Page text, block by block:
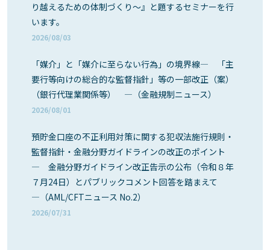
り越えるための体制づくり～』と題するセミナーを行
います。
2026/08/03
「媒介」と「媒介に至らない行為」の境界線― 「主
要行等向けの総合的な監督指針」等の一部改正（案）
（銀行代理業関係等） ―（金融規制ニュース）
2026/08/01
預貯金口座の不正利用対策に関する犯収法施行規則・
監督指針・金融分野ガイドラインの改正のポイント
― 金融分野ガイドライン改正告示の公布（令和８年
７月24日）とパブリックコメント回答を踏まえて
―（AML/CFTニュース No.2）
2026/07/31